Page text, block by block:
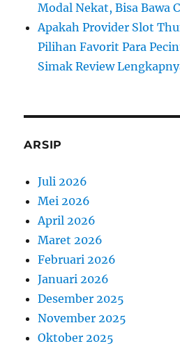
Modal Nekat, Bisa Bawa
Apakah Provider Slot
Pilihan Favorit Para
Simak Review
ARSIP
Juli 2026
Mei 2026
April 2026
Maret 2026
Februari 2026
Januari 2026
Desember 2025
November 2025
Oktober 2025